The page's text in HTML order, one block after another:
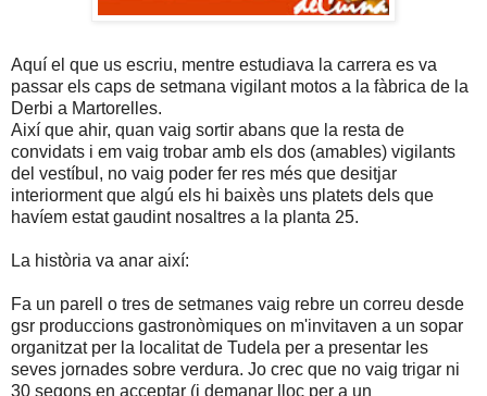
Aquí el que us escriu, mentre estudiava la carrera es va
passar els caps de setmana vigilant motos a la fàbrica de la
Derbi a Martorelles.
Així que ahir, quan vaig sortir abans que la resta de
convidats i em vaig trobar amb els dos (amables) vigilants
del vestíbul, no vaig poder fer res més que desitjar
interiorment que algú els hi baixès uns platets dels que
havíem estat gaudint nosaltres a la planta 25.
La història va anar així:
Fa un parell o tres de setmanes vaig rebre un correu desde
gsr produccions gastronòmiques on m'invitaven a un sopar
organitzat per la localitat de Tudela per a presentar les
seves jornades sobre verdura. Jo crec que no vaig trigar ni
30 segons en acceptar (i demanar lloc per a un